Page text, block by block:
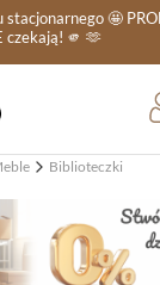
stacjonarnego🤩
czekają! 🫵 🫶
Biblioteczki